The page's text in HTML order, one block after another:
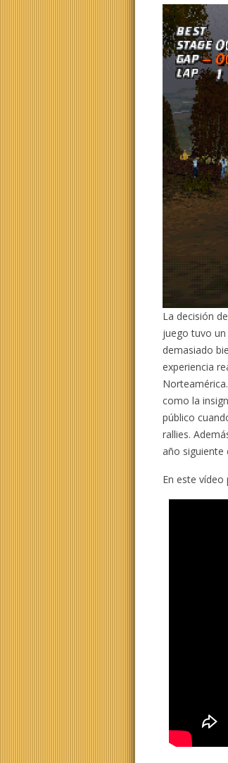
La decisión
juego tuvo
demasiado
experiencia
como la
público
rallies.
año siguiente
En este